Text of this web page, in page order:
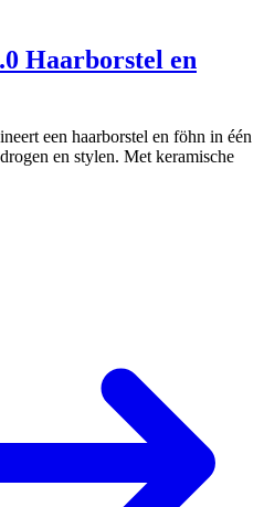
Haarborstel en
een haarborstel en föhn in één
en stylen. Met keramische